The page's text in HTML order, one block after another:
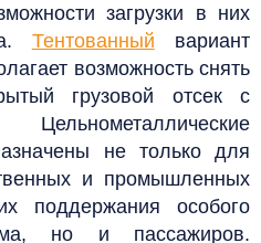
загрузки в них
Тентованный вариант
возможность снять
грузовой отсек с
не только для
и промышленных
поддержания особого
но и пассажиров.